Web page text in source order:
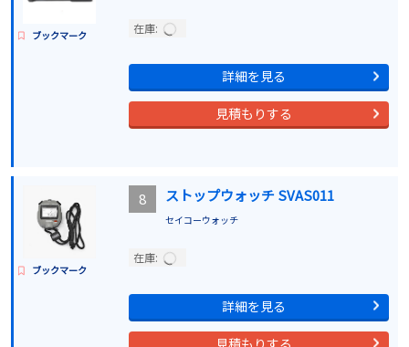
ブックマーク 在庫:
詳細を見る
見積もりする
ブックマーク
8 ストップウォッチ SVAS011
セイコーウォッチ
在庫:
詳細を見る
見積もりする